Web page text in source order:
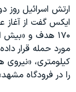
ارتش اسرائیل روز
ایکس گفت از آغاز
کیلومتری،
را در فرودگاه